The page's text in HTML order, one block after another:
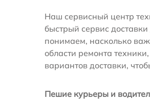
Наш сервисный центр
быстрый сервис
понимаем, насколько
области ремонта
вариантов доставки,
Пешие курьеры и